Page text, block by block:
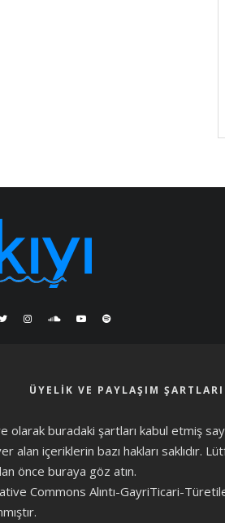
ÜYELIK VE PAYLAŞIM ŞARTLARI
olarak buradaki şartları kabul etmiş
alan içeriklerin bazı hakları saklıdır.
önce buraya göz atın.
Commons Alıntı-GayriTicari-